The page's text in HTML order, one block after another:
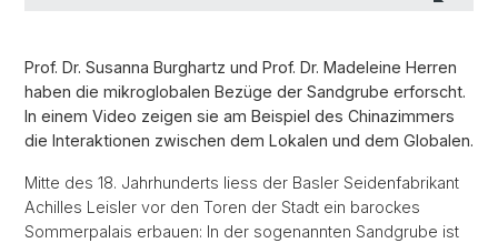
Prof. Dr. Susanna Burghartz und Prof. Dr. Madeleine Herren
haben die mikroglobalen Bezüge der Sandgrube erforscht.
In einem Video zeigen sie am Beispiel des Chinazimmers
die Interaktionen zwischen dem Lokalen und dem Globalen.
Mitte des 18. Jahrhunderts liess der Basler Seidenfabrikant
Achilles Leisler vor den Toren der Stadt ein barockes
Sommerpalais erbauen: In der sogenannten Sandgrube ist